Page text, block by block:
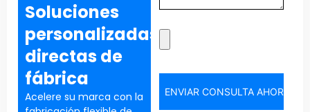
ENVIAR CONSULTA AHORA
Soluciones
personalizadas
directas de
fábrica
Acelere su marca con la